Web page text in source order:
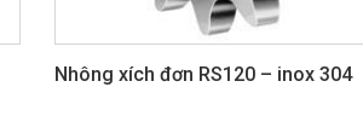
Nhông xích đơn RS120 – inox 304